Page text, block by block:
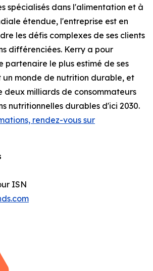
spécialisés dans l'alimentation et à
étendue, l'entreprise est en
les défis complexes de ses clients
différenciées. Kerry a pour
partenaire le plus estimé de ses
un monde de nutrition durable, et
deux milliards de consommateurs
nutritionnelles durables d'ici 2030.
rendez-vous sur
ISN